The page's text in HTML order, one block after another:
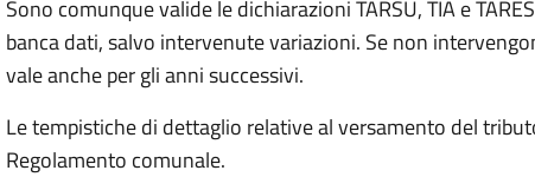
Sono comunque valide le dichiarazioni TARSU, TIA e
banca dati, salvo intervenute variazioni. Se non
vale anche per gli anni successivi.
Le tempistiche di dettaglio relative al versamento del
Regolamento comunale.